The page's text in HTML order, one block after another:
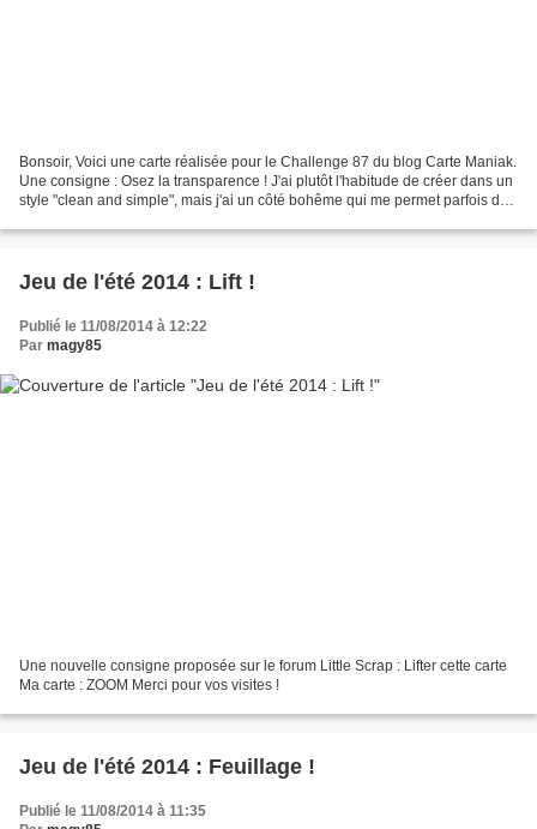
Bonsoir, Voici une carte réalisée pour le Challenge 87 du blog Carte Maniak.
Une consigne : Osez la transparence ! J'ai plutôt l'habitude de créer dans un
style "clean and simple", mais j'ai un côté bohême qui me permet parfois de
Jeu de l'été 2014 : Lift !
Publié le 11/08/2014 à 12:22
Par magy85
Une nouvelle consigne proposée sur le forum Little Scrap : Lifter cette carte
Ma carte : ZOOM Merci pour vos visites !
Jeu de l'été 2014 : Feuillage !
Publié le 11/08/2014 à 11:35